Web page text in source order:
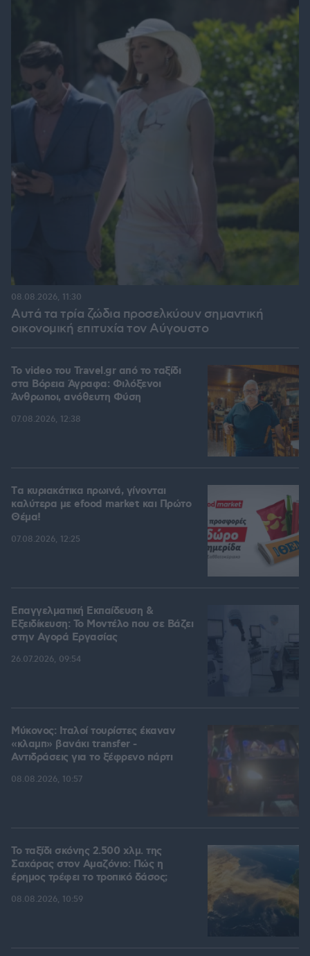
Αυτά τα τρία ζώδια προσελκύουν σημαντική
οικονομική επιτυχία τον Αύγουστο
08.08.2026, 11:30
To video του Travel.gr από το ταξίδι
στα Βόρεια Άγραφα: Φιλόξενοι
Άνθρωποι, ανόθευτη Φύση
07.08.2026, 12:38
Tα κυριακάτικα πρωινά, γίνονται
καλύτερα με efood market και Πρώτο
Θέμα!
07.08.2026, 12:25
Επαγγελματική Εκπαίδευση &
Εξειδίκευση: Το Mοντέλο που σε Bάζει
στην Aγορά Eργασίας
26.07.2026, 09:54
Μύκονος: Ιταλοί τουρίστες έκαναν
«κλαμπ» βανάκι transfer -
Αντιδράσεις για το ξέφρενο πάρτι
08.08.2026, 10:57
Το ταξίδι σκόνης 2.500 χλμ. της
Σαχάρας στον Αμαζόνιο: Πώς η
έρημος τρέφει το τροπικό δάσος;
08.08.2026, 10:59